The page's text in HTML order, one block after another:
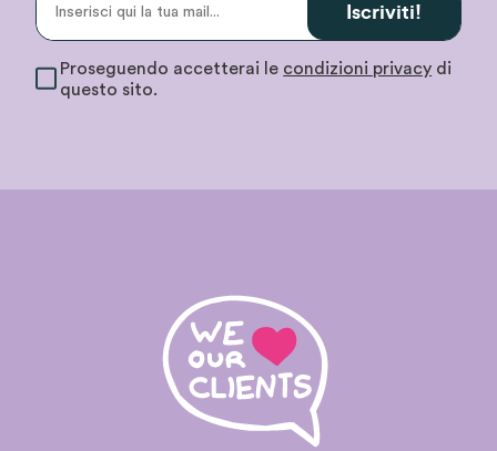
Iscriviti!
Proseguendo accetterai le condizioni privacy di
questo sito.